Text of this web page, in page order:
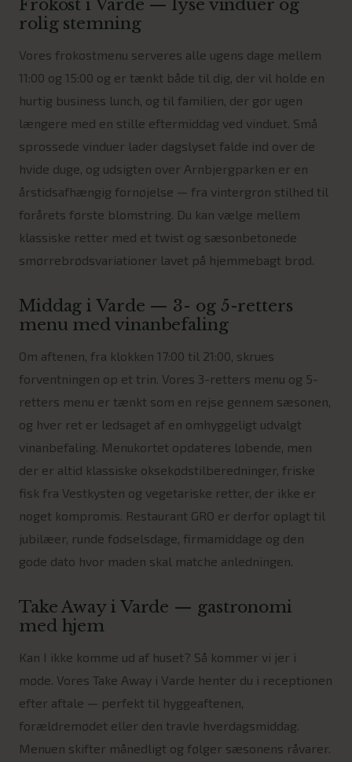
Frokost i Varde — lyse vinduer og
rolig stemning
Vores frokostmenu serveres alle ugens dage mellem
11:00 og 15:00 og er tænkt både til dig, der vil holde en
hurtig business lunch, og til familien, der gør ugen
længere med en stille eftermiddag ved vinduet. Små
sprossede vinduer lader dagslyset falde ind over de
hvide duge, og udsigten over Arnbjergparken er en
årstidsafhængig fornøjelse — fra vintergrøn stilhed til
forårets første blomstring. Du kan vælge mellem
klassiske retter med et twist og sæsonbetonede
smørrebrødsvariationer lavet på hjemmebagt brød.
Middag i Varde — 3- og 5-retters
menu med vinanbefaling
Om aftenen, fra klokken 17:00 til 21:00, skrues
forventningen op et trin. Vores 3-retters menu og 5-
retters menu er tænkt som en rejse gennem sæsonen,
og hver ret er ledsaget af en omhyggeligt udvalgt
vinanbefaling. Menukortet opdateres løbende, men
der er altid klassiske oksekødstilberedninger, friske
fisk fra Vestkysten og vegetariske retter, der ikke er
noget kompromis. Restaurant GRO er derfor oplagt til
jubilæer, runde fødselsdage, firmamiddage og den
gode dato hvor maden skal matche anledningen.
Take Away i Varde — gastronomi
med hjem
Kan I ikke komme ud af huset? Så kommer vi jer i
møde. Vores Take Away i Varde henter du i receptionen
efter aftale — perfekt til hyggeaftenen,
forældremødet eller den travle hverdagsmiddag.
Menuen skifter månedligt og følger sæsonens råvarer.